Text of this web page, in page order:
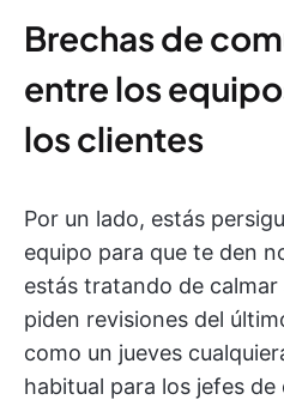
Brechas de
entre los
los clientes
Por un lado, estás
equipo para que te den
estás tratando de calmar
piden revisiones del
como un jueves
habitual para los jefes